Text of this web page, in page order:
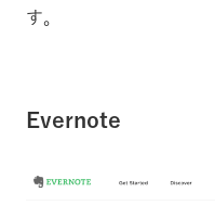
す。
Evernote